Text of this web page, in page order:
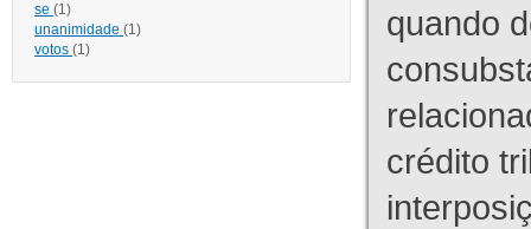
se (1)
unanimidade (1)
votos (1)
quando
crédito